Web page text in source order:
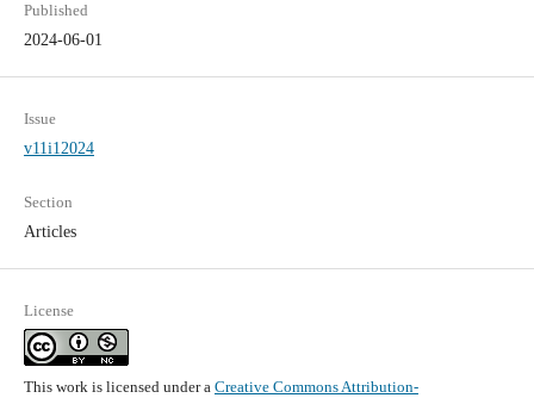
Published
2024-06-01
Issue
v11i12024
Section
Articles
License
This work is licensed under a Creative Commons Attribution-